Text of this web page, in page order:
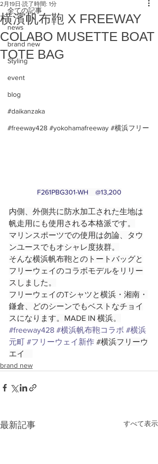
全ての記事
news
brand new
Styling
event
blog
#daikanzaka
#freeway428 #yokohamafreeway #横浜フリー
横濱帆布鞄 X FREEWAY
COLABO MUSETTE BOAT
TOTE BAG
2月19日 読了時間: 1分
F261PBG301-WH　@13,200
内側、外側共に防水加工された生地は
帆走用にも使用される本格派です。
マリンスポーツでの使用は勿論、タウ
ンユースでもオシャレ度抜群。
そんな横浜帆布鞄とのトートバッグと
フリーウェイのコラボモデルをリリー
スしました。
フリーウェイのTシャツと横浜・湘南・
鎌倉、どのシーンでもベストなチョイ
スになります。MADE IN 横浜。
#freeway428 #横浜帆布鞄コラボ #横浜
元町 #フリーウェイ新作 #横浜フリーウ
エイ
brand new
最新記事 すべて表示